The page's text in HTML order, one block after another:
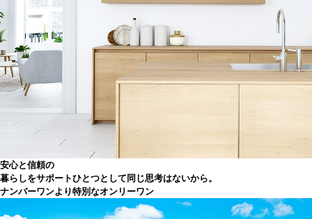
安心と信頼の
暮らしをサポートひとつとして同じ思考はないから。
ナンバーワンより特別なオンリーワン